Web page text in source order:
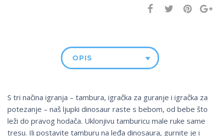
OPIS
S tri načina igranja – tambura, igračka za guranje i igračka za
potezanje – naš ljupki dinosaur raste s bebom, od bebe što
leži do pravog hodača. Uklonjivu tamburicu male ruke same
tresu. Ili postavite tamburu na leđa dinosaura, gurnite je i